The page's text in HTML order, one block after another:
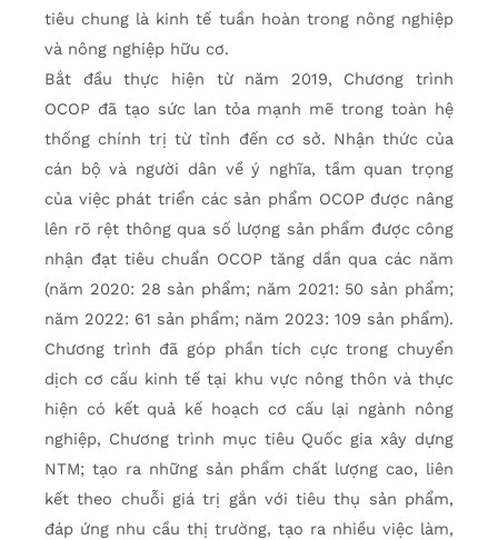
tiêu chung là kinh tế tuần hoàn trong nông nghiệp
và nông nghiệp hữu cơ.
Bắt đầu thực hiện từ năm 2019, Chương trình
OCOP đã tạo sức lan tỏa mạnh mẽ trong toàn hệ
thống chính trị từ tỉnh đến cơ sở. Nhận thức của
cán bộ và người dân về ý nghĩa, tầm quan trọng
của việc phát triển các sản phẩm OCOP được nâng
lên rõ rệt thông qua số lượng sản phẩm được công
nhận đạt tiêu chuẩn OCOP tăng dần qua các năm
(năm 2020: 28 sản phẩm; năm 2021: 50 sản phẩm;
năm 2022: 61 sản phẩm; năm 2023: 109 sản phẩm).
Chương trình đã góp phần tích cực trong chuyển
dịch cơ cấu kinh tế tại khu vực nông thôn và thực
hiện có kết quả kế hoạch cơ cấu lại ngành nông
nghiệp, Chương trình mục tiêu Quốc gia xây dựng
NTM; tạo ra những sản phẩm chất lượng cao, liên
kết theo chuỗi giá trị gắn với tiêu thụ sản phẩm,
đáp ứng nhu cầu thị trường, tạo ra nhiều việc làm,